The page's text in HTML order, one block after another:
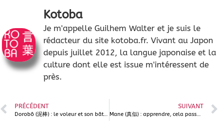
Kotoba
Je m'appelle Guilhem Walter et je suis le
rédacteur du site kotoba.fr. Vivant au Japon
depuis juillet 2012, la langue japonaise et la
culture dont elle est issue m'intéressent de
près.
PRÉCÉDENT
Dorobô (泥棒) : le voleur et son bâton boueux
SUIVANT
Mane (真似) : apprendre, cela passe par l’imitation ?